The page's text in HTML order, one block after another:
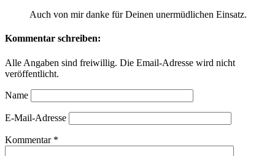
Auch von mir danke für Deinen unermüdlichen Einsatz.
Kommentar schreiben:
Alle Angaben sind freiwillig. Die Email-Adresse wird nicht
veröffentlicht.
Name
E-Mail-Adresse
Kommentar *